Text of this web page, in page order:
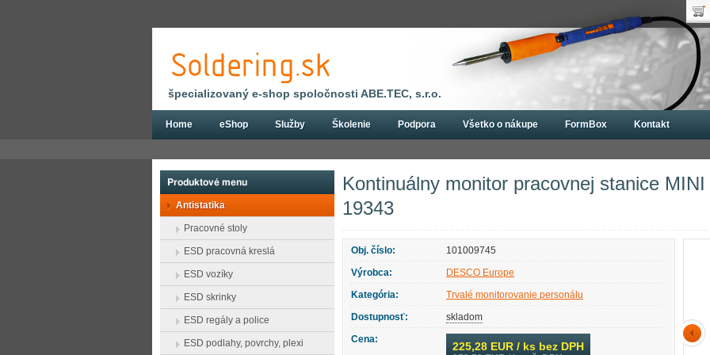
Kontinuálny monitor pracovnej
Kontinuálny monitor pracovnej stanice
19343
Obj. číslo:
101009745
Výrobca:
DESCO Europe
Kategória:
Trvalé monitorovanie personálu
Dostupnosť:
skladom
Cena:
225,28 EUR / ks bez DPH
Produktové menu
Antistatika
Pracovné stoly
ESD pracovná kreslá
ESD vozíky
ESD skrinky
ESD regály a police
ESD podlahy, povrchy, plexi
špecializovaný e-shop spoločnosti ABE.TEC, s.r.o.
Home eShop Služby Školenie Podpora Všetko o nákupe FormBox Kontakt